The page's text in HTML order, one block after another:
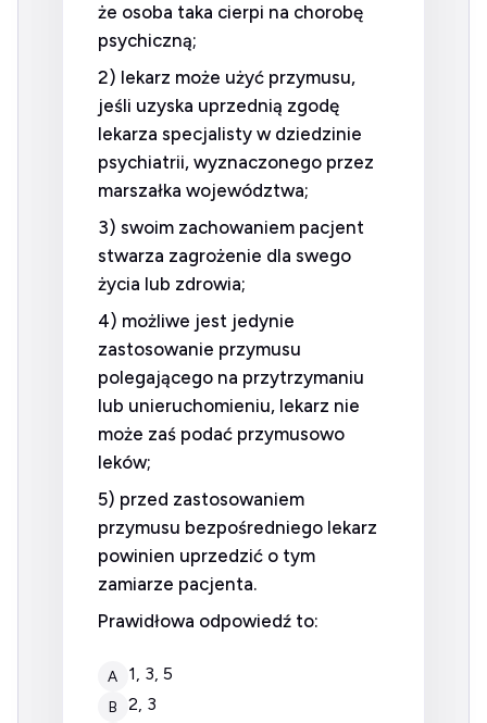
że osoba taka cierpi na chorobę
psychiczną;
2) lekarz może użyć przymusu,
jeśli uzyska uprzednią zgodę
lekarza specjalisty w dziedzinie
psychiatrii, wyznaczonego przez
marszałka województwa;
3) swoim zachowaniem pacjent
stwarza zagrożenie dla swego
życia lub zdrowia;
4) możliwe jest jedynie
zastosowanie przymusu
polegającego na przytrzymaniu
lub unieruchomieniu, lekarz nie
może zaś podać przymusowo
leków;
5) przed zastosowaniem
przymusu bezpośredniego lekarz
powinien uprzedzić o tym
zamiarze pacjenta.
Prawidłowa odpowiedź to:
A 1, 3, 5
B 2, 3